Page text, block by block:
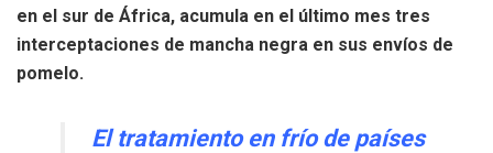
en el sur de África, acumula en el último mes tres
interceptaciones de mancha negra en sus envíos de
pomelo.
El tratamiento en frío de países